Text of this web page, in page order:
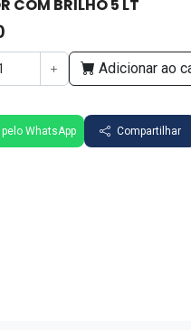
COM BRILHO 5 LT
Adicionar ao
WhatsApp Compartilhar